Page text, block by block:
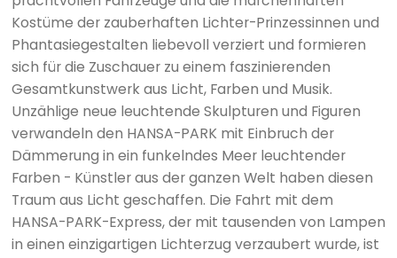
Kostüme der zauberhaften Lichter-Prinzessinnen und
Phantasiegestalten liebevoll verziert und formieren
sich für die Zuschauer zu einem faszinierenden
Gesamtkunstwerk aus Licht, Farben und Musik.
Unzählige neue leuchtende Skulpturen und Figuren
verwandeln den HANSA-PARK mit Einbruch der
Dämmerung in ein funkelndes Meer leuchtender
Farben - Künstler aus der ganzen Welt haben diesen
Traum aus Licht geschaffen. Die Fahrt mit dem
HANSA-PARK-Express, der mit tausenden von Lampen
in einen einzigartigen Lichterzug verzaubert wurde, ist